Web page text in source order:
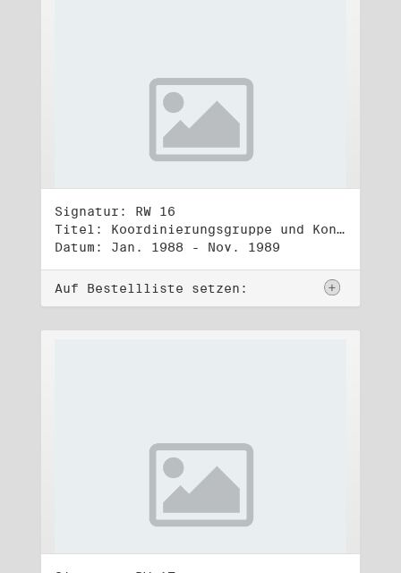
Signatur: RW 16
Titel: Koordinierungsgruppe und Kontakttelefongruppe
Datum: Jan. 1988 - Nov. 1989
Auf Bestellliste setzen: